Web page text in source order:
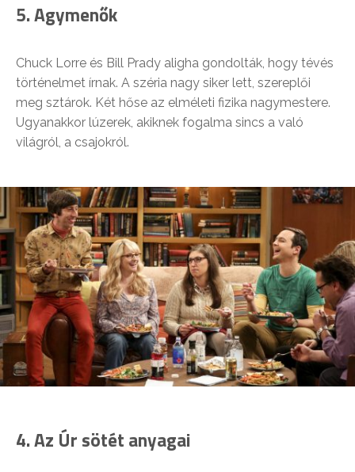
5. Agymenők
Chuck Lorre és Bill Prady aligha gondolták, hogy tévés
történelmet írnak. A széria nagy siker lett, szereplői
meg sztárok. Két hőse az elméleti fizika nagymestere.
Ugyanakkor lúzerek, akiknek fogalma sincs a való
világról, a csajokról.
4. Az Úr sötét anyagai